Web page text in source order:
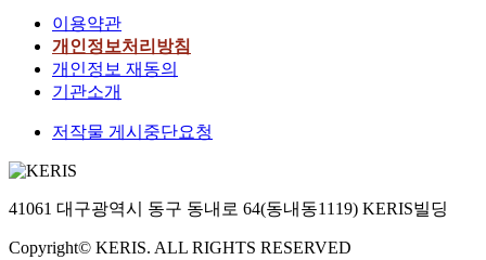
이용약관
개인정보처리방침
개인정보 재동의
기관소개
저작물 게시중단요청
41061 대구광역시 동구 동내로 64(동내동1119) KERIS빌딩
Copyright© KERIS. ALL RIGHTS RESERVED